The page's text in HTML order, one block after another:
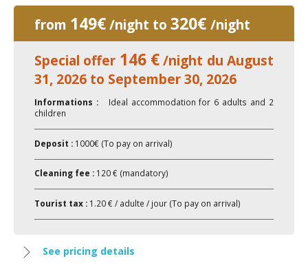
from 149€/night to 320€ /night
Special offer 146 €/night du August
31, 2026 to September 30, 2026
Informations :
Ideal accommodation for 6 adults and 2
children
Deposit : 1000€ (To pay on arrival)
Cleaning fee : 120 € (mandatory)
Tourist tax : 1.20 € / adulte / jour (To pay on arrival)
See pricing details